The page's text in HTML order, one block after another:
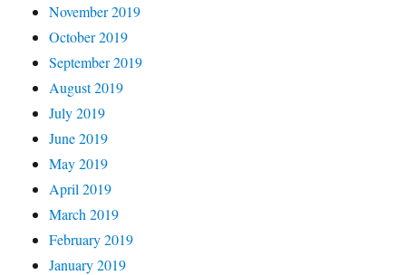
November 2019
October 2019
September 2019
August 2019
July 2019
June 2019
May 2019
April 2019
March 2019
February 2019
January 2019